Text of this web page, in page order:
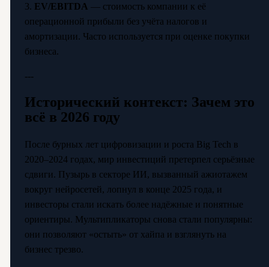
3. EV/EBITDA — стоимость компании к её
операционной прибыли без учёта налогов и
амортизации. Часто используется при оценке покупки
бизнеса.
---
Исторический контекст: Зачем это
всё в 2026 году
После бурных лет цифровизации и роста Big Tech в
2020–2024 годах, мир инвестиций претерпел серьёзные
сдвиги. Пузырь в секторе ИИ, вызванный ажиотажем
вокруг нейросетей, лопнул в конце 2025 года, и
инвесторы стали искать более надёжные и понятные
ориентиры. Мультипликаторы снова стали популярны:
они позволяют «остыть» от хайпа и взглянуть на
бизнес трезво.